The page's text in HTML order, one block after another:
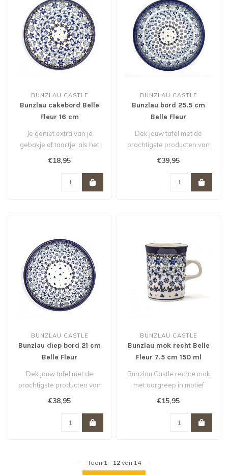
BUNZLAU CASTLE
Bunzlau cakebord Belle
Fleur 16 cm
Je geniet extra van je
gebakje of taartje, als het
ligt op dit stijlvolle cakeb..
€18,95
BUNZLAU CASTLE
Bunzlau bord 25.5 cm
Belle Fleur
Dek jouw tafel met de
prachtigste producten van
Bunzlau Castle. Zeg nou
€39,95
BUNZLAU CASTLE
Bunzlau diep bord 21 cm
Belle Fleur
Dek jouw tafel met de
prachtigste producten van
€38,95
BUNZLAU CASTLE
Bunzlau mok recht Belle
Fleur 7.5 cm 150 ml
Bunzlau Castle rechte mok
met oorgreep in motief
€15,95
Toon 1 - 12van 14